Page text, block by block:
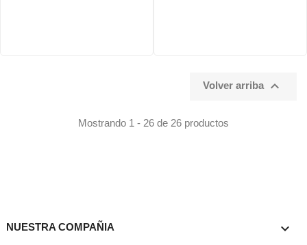
Volver arriba 
Mostrando 1 - 26 de 26 productos
NUESTRA COMPAÑIA 